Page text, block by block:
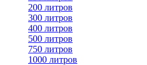
200 литров
300 литров
400 литров
500 литров
750 литров
1000 литров